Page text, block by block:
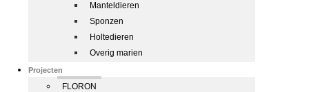
Manteldieren
Sponzen
Holtedieren
Overig marien
Projecten
FLORON